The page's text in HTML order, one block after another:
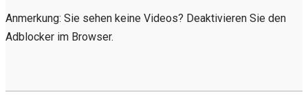
Anmerkung: Sie sehen keine Videos? Deaktivieren Sie den
Adblocker im Browser.